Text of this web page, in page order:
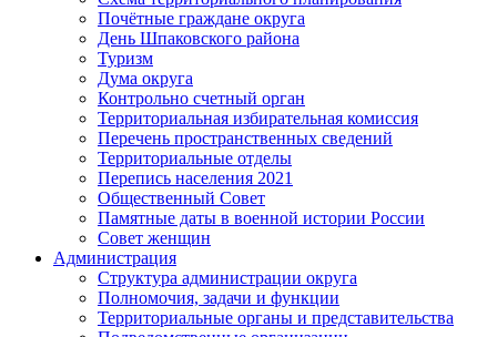
Почётные граждане округа
День Шпаковского района
Туризм
Дума округа
Контрольно счетный орган
Территориальная избирательная комиссия
Перечень пространственных сведений
Территориальные отделы
Перепись населения 2021
Общественный Совет
Памятные даты в военной истории России
Совет женщин
Администрация
Структура администрации округа
Полномочия, задачи и функции
Территориальные органы и представительства